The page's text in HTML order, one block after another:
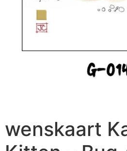
wenskaart